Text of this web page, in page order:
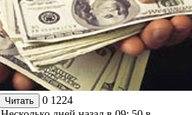
Читать 0 1224